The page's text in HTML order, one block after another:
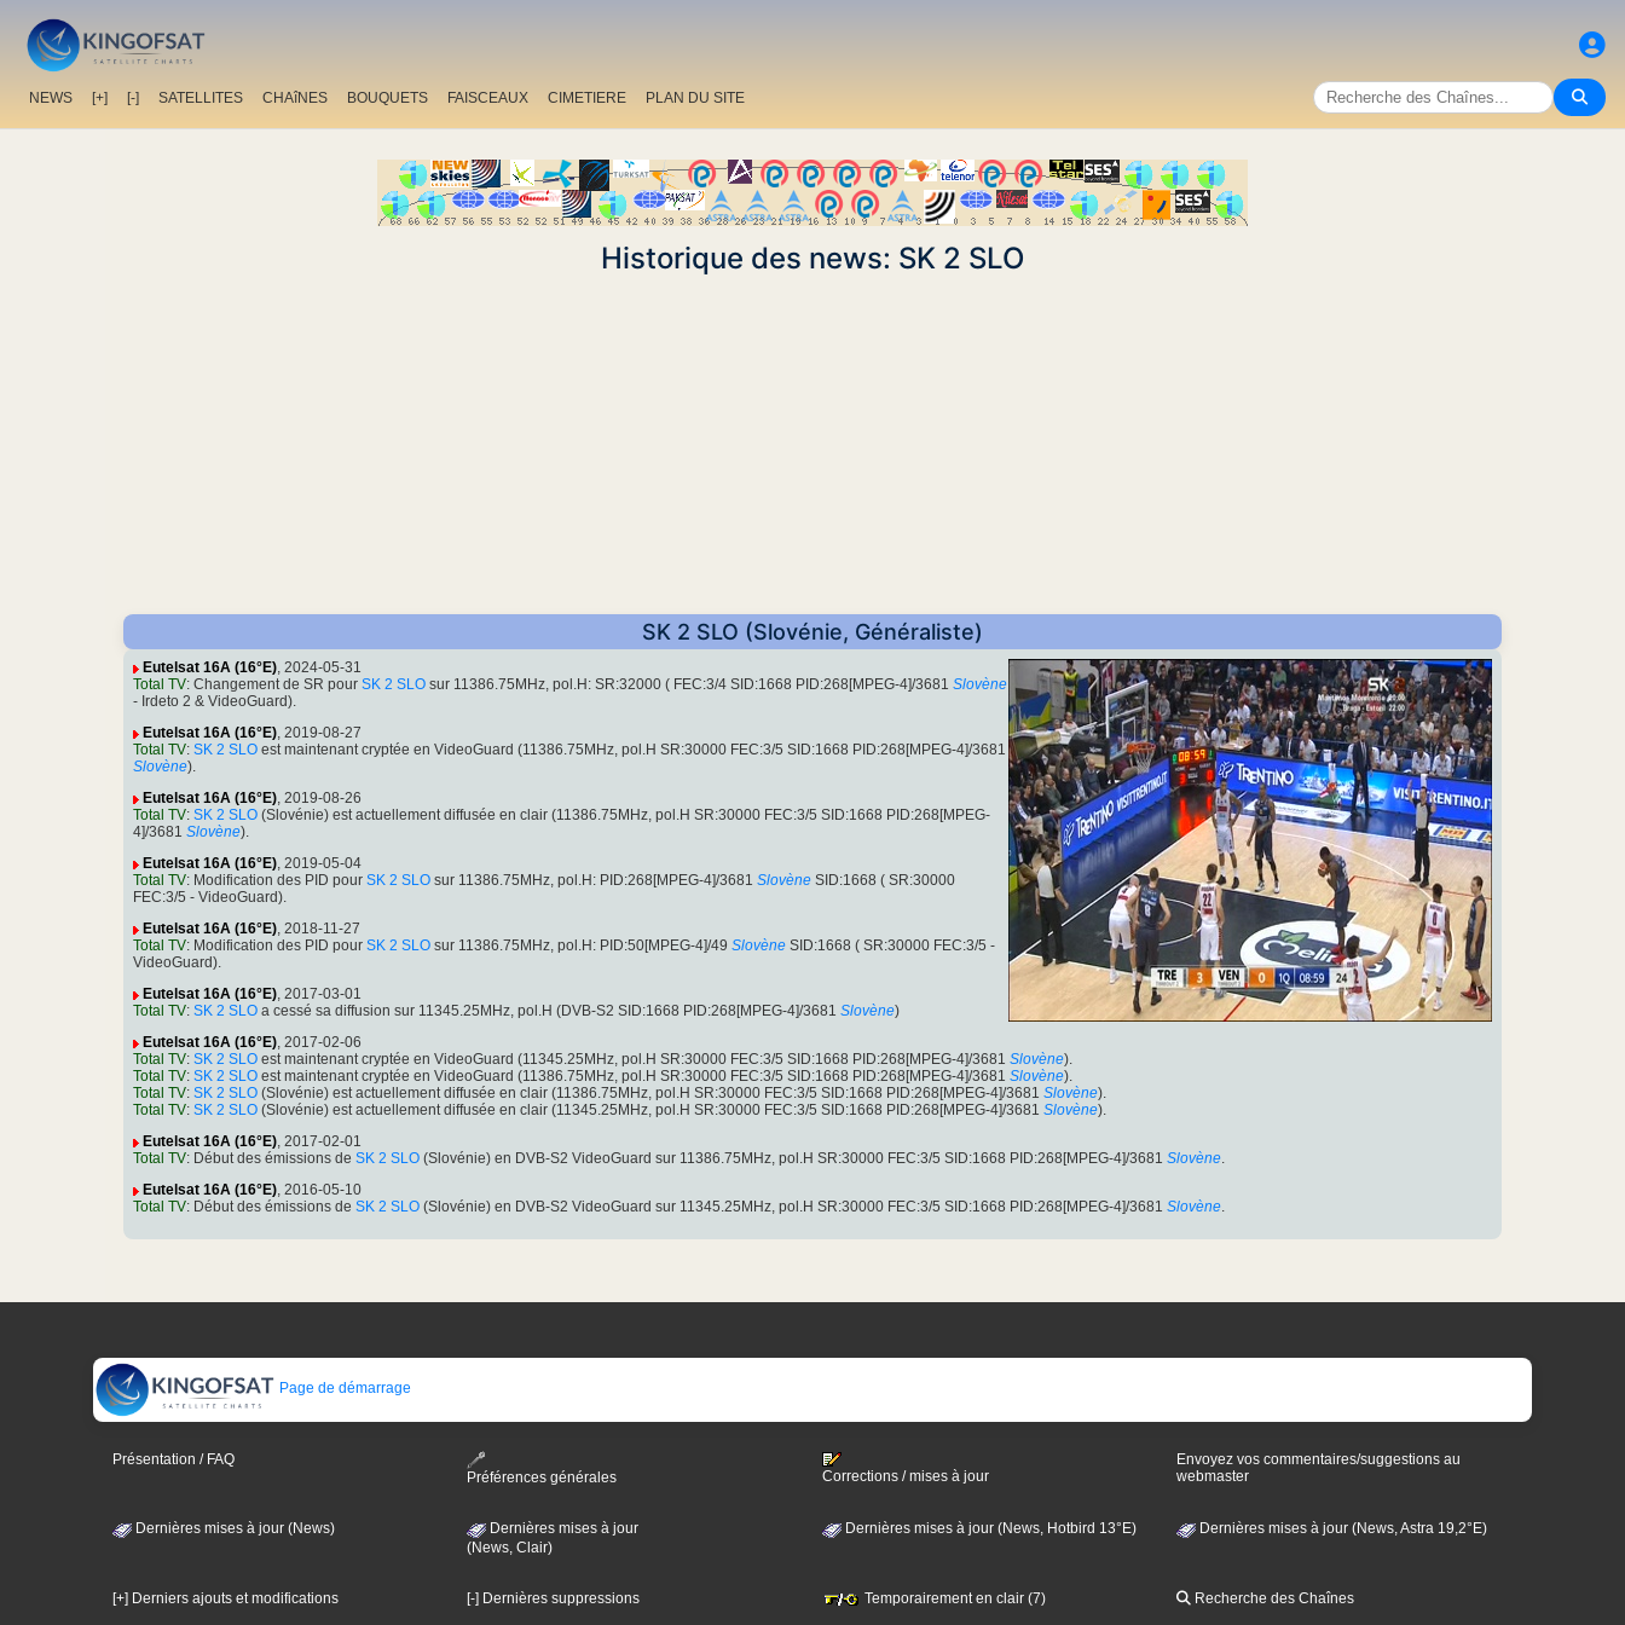
NEWS [+] [-] SATELLITES CHAîNES BOUQUETS FAISCEAUX CIMETIERE PLAN DU SITE
Historique des news: SK 2 SLO
SK 2 SLO (Slovénie, Généraliste)
Eutelsat 16A (16°E), 2024-05-31
Total TV: Changement de SR pour SK 2 SLO sur 11386.75MHz, pol.H: SR:32000 ( FEC:3/4 SID:1668 PID:268[MPEG-4]/3681 Slovène
- Irdeto 2 & VideoGuard).
Eutelsat 16A (16°E), 2019-08-27
Total TV: SK 2 SLO est maintenant cryptée en VideoGuard (11386.75MHz, pol.H SR:30000 FEC:3/5 SID:1668 PID:268[MPEG-4]/3681
Slovène).
Eutelsat 16A (16°E), 2019-08-26
Total TV: SK 2 SLO (Slovénie) est actuellement diffusée en clair (11386.75MHz, pol.H SR:30000 FEC:3/5 SID:1668 PID:268[MPEG-
4]/3681 Slovène).
Eutelsat 16A (16°E), 2019-05-04
Total TV: Modification des PID pour SK 2 SLO sur 11386.75MHz, pol.H: PID:268[MPEG-4]/3681 Slovène SID:1668 ( SR:30000
FEC:3/5 - VideoGuard).
Eutelsat 16A (16°E), 2018-11-27
Total TV: Modification des PID pour SK 2 SLO sur 11386.75MHz, pol.H: PID:50[MPEG-4]/49 Slovène SID:1668 ( SR:30000 FEC:3/5 -
VideoGuard).
Eutelsat 16A (16°E), 2017-03-01
Total TV: SK 2 SLO a cessé sa diffusion sur 11345.25MHz, pol.H (DVB-S2 SID:1668 PID:268[MPEG-4]/3681 Slovène)
Eutelsat 16A (16°E), 2017-02-06
Total TV: SK 2 SLO est maintenant cryptée en VideoGuard (11345.25MHz, pol.H SR:30000 FEC:3/5 SID:1668 PID:268[MPEG-4]/3681 Slovène).
Total TV: SK 2 SLO est maintenant cryptée en VideoGuard (11386.75MHz, pol.H SR:30000 FEC:3/5 SID:1668 PID:268[MPEG-4]/3681 Slovène).
Total TV: SK 2 SLO (Slovénie) est actuellement diffusée en clair (11386.75MHz, pol.H SR:30000 FEC:3/5 SID:1668 PID:268[MPEG-4]/3681 Slovène).
Total TV: SK 2 SLO (Slovénie) est actuellement diffusée en clair (11345.25MHz, pol.H SR:30000 FEC:3/5 SID:1668 PID:268[MPEG-4]/3681 Slovène).
Eutelsat 16A (16°E), 2017-02-01
Total TV: Début des émissions de SK 2 SLO (Slovénie) en DVB-S2 VideoGuard sur 11386.75MHz, pol.H SR:30000 FEC:3/5 SID:1668 PID:268[MPEG-4]/3681 Slovène.
Eutelsat 16A (16°E), 2016-05-10
Total TV: Début des émissions de SK 2 SLO (Slovénie) en DVB-S2 VideoGuard sur 11345.25MHz, pol.H SR:30000 FEC:3/5 SID:1668 PID:268[MPEG-4]/3681 Slovène.
Page de démarrage
Présentation / FAQ
Préférences générales
Corrections / mises à jour
Envoyez vos commentaires/suggestions au
webmaster
Dernières mises à jour (News)
Dernières mises à jour
(News, Clair)
Dernières mises à jour (News, Hotbird 13°E) Dernières mises à jour (News, Astra 19,2°E)
[+] Derniers ajouts et modifications [-] Dernières suppressions Temporairement en clair (7) Recherche des Chaînes